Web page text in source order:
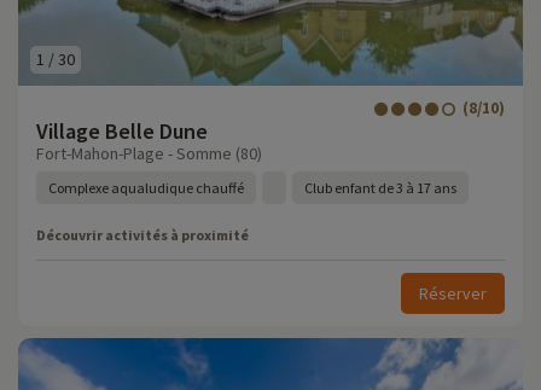
1 /30
Village Belle Dune
(8/10)
Fort-Mahon-Plage - Somme (80)
Complexe aqualudique chauffé Club enfant de 3 à 17 ans
Découvrir activités à proximité
Réserver